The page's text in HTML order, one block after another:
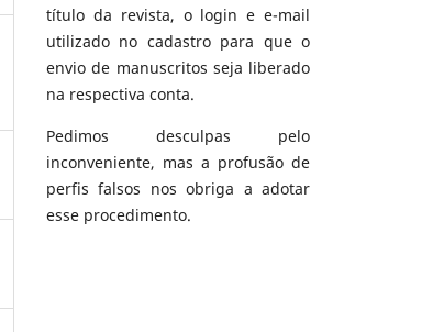
título da revista, o login e e-mail
utilizado no cadastro para que o
envio de manuscritos seja liberado
na respectiva conta.
Pedimos desculpas pelo
inconveniente, mas a profusão de
perfis falsos nos obriga a adotar
esse procedimento.